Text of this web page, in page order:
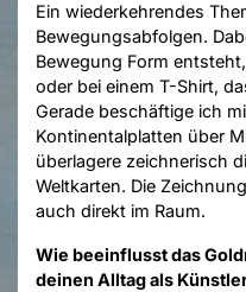
Ein wiederkehrendes
Bewegungsabfolgen.
Bewegung Form
oder bei einem T-Shirt,
Gerade beschäftige ich
Kontinentalplatten über
überlagere zeichnerisch
Weltkarten. Die
auch direkt im Raum.
Wie beeinflusst das
deinen Alltag als